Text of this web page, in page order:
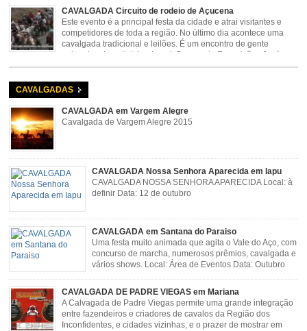
rodeio e shows com o Trio Pé de Cedro e o Trio […]
CAVALGADA Circuito de rodeio de Açucena
Este evento é a principal festa da cidade e atrai visitantes e
competidores de toda a região. No último dia acontece uma
cavalgada tradicional e leilões. É um encontro de gente
animada e hospitaleira. Local: Parque de Exposições José
Rosa Guimarães, Açucena Data: Setembro
CAVALGADAS
CAVALGADA em Vargem Alegre
Cavalgada de Vargem Alegre 2015
CAVALGADA Nossa Senhora Aparecida em Iapu
CAVALGADA NOSSA SENHORA APARECIDA Local: à
definir Data: 12 de outubro
CAVALGADA em Santana do Paraiso
Uma festa muito animada que agita o Vale do Aço, com
concurso de marcha, numerosos prêmios, cavalgada e
vários shows. Local: Área de Eventos Data: Outubro
CAVALGADA DE PADRE VIEGAS em Mariana
A Calvagada de Padre Viegas permite uma grande integração
entre fazendeiros e criadores de cavalos da Região dos
Inconfidentes, e cidades vizinhas, e o prazer de mostrar em